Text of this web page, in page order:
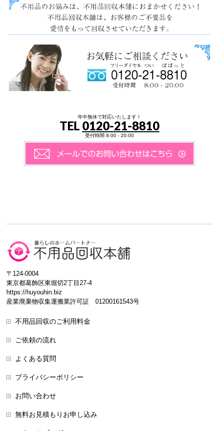
年中無休で対応いたします！
TEL 0120-21-8810
受付時間 8:00 - 20:00
〒124-0004
東京都葛飾区東堀切2丁目27-4
https://huyouhin.biz
産業廃棄物収集運搬業許可証 01200161543号
不用品回収のご利用料金
ご依頼の流れ
よくある質問
プライバシーポリシー
お問い合わせ
無料お見積もりお申し込み